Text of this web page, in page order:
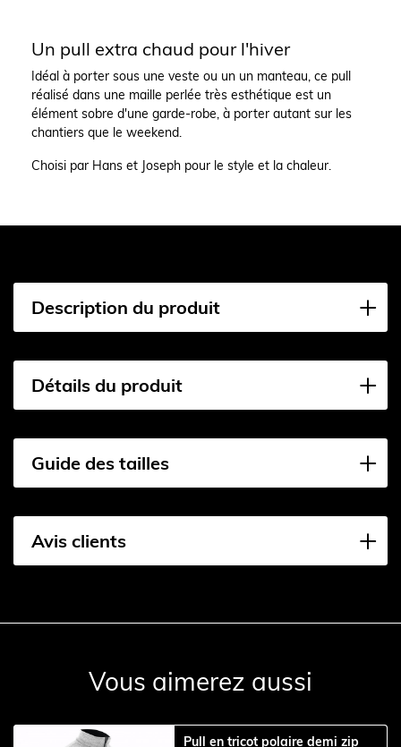
Un pull extra chaud pour l'hiver
Idéal à porter sous une veste ou un un manteau, ce pull
réalisé dans une maille perlée très esthétique est un
élément sobre d'une garde-robe, à porter autant sur les
chantiers que le weekend.
Choisi par Hans et Joseph pour le style et la chaleur.
Description du produit
Détails du produit
Guide des tailles
Avis clients
Vous aimerez aussi
Pull en tricot polaire demi zip